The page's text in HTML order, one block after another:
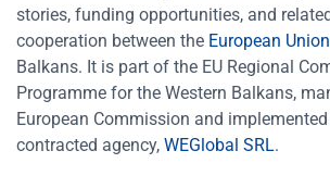
stories, funding opportunities, and
cooperation between the European Union
Balkans. It is part of the EU Regional
Programme for the Western Balkans,
European Commission and
contracted agency, WEGlobal SRL.